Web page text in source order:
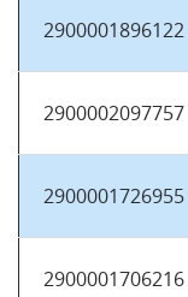
2900001896122
2900002097757
2900001726955
2900001706216